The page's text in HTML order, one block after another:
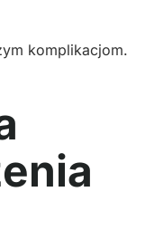
komplikacjom.